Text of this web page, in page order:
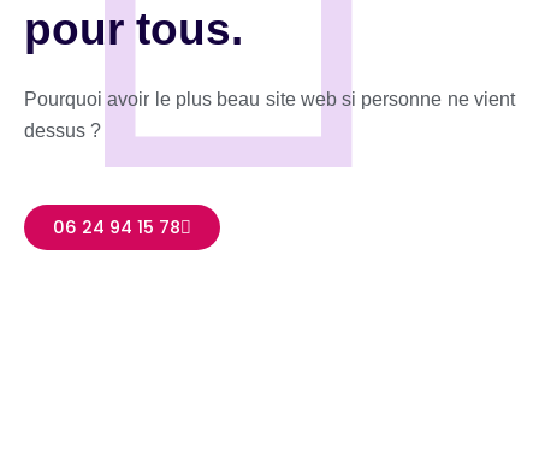
pour tous.
Pourquoi avoir le plus beau site web si personne ne vient
dessus ?
06 24 94 15 78